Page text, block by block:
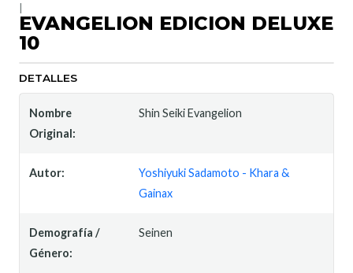
EVANGELION EDICION DELUXE
10
DETALLES
Nombre
Original:
Shin Seiki Evangelion
Autor:
Yoshiyuki Sadamoto - Khara &
Gainax
Demografía /
Género:
Seinen